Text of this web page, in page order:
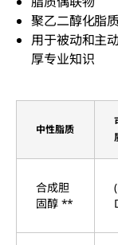
聚乙二醇化脂
用于被动和主
厚专业知识
中性脂质
合成胆
固醇 **